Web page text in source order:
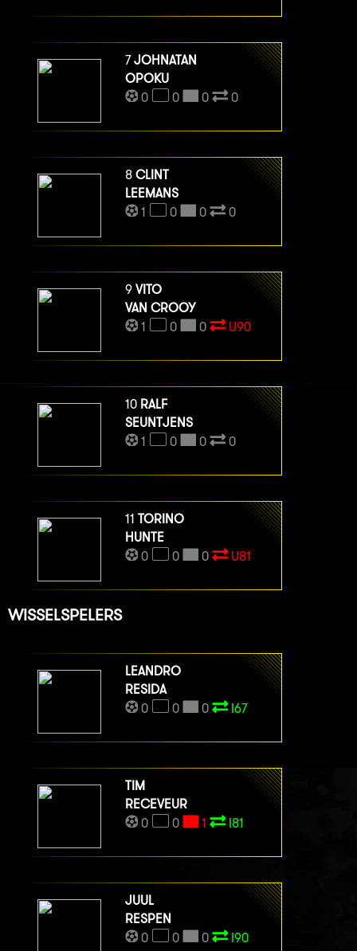
7JOHNATAN
OPOKU
0
0 0 0
8 CLINT
LEEMANS
1
0 0 0
9 VITO
VAN CROOY
1
0 0 U90
10 RALF
SEUNTJENS
1
0 0 0
11 TORINO
HUNTE
0
0 0 U81
WISSELSPELERS
LEANDRO
RESIDA
0
0 0 I67
TIM
RECEVEUR
0
0 1 I81
JUUL
RESPEN
0
0 0 I90